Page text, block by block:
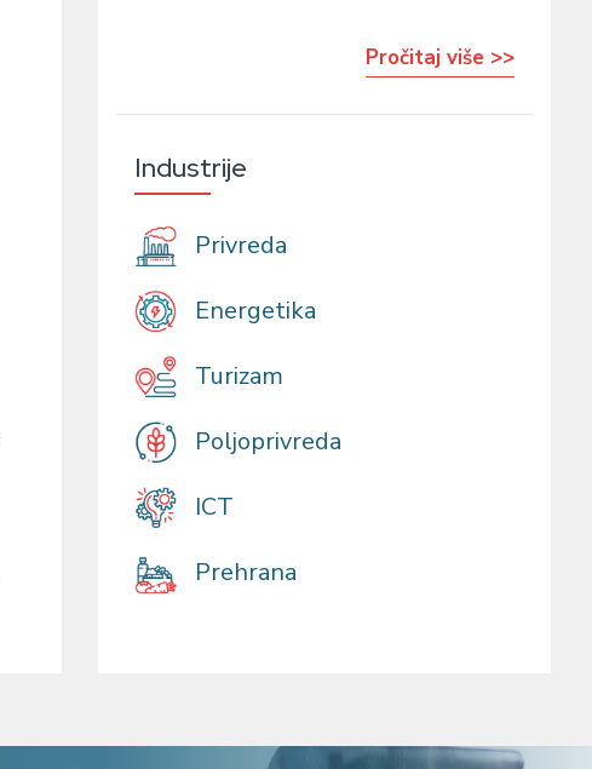
Pročitaj više >>
Industrije
Privreda
Energetika
Turizam
Poljoprivreda
ICT
Prehrana